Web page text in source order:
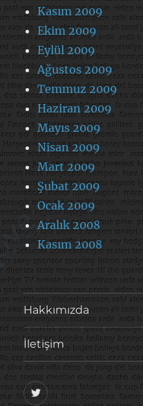
Kasım 2009
Ekim 2009
Eylül 2009
Ağustos 2009
Temmuz 2009
Haziran 2009
Mayıs 2009
Nisan 2009
Mart 2009
Şubat 2009
Ocak 2009
Aralık 2008
Kasım 2008
Hakkımızda
İletişim
@footballove